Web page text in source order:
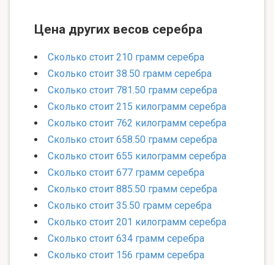
Цена других весов серебра
Сколько стоит 210 грамм серебра
Сколько стоит 38.50 грамм серебра
Сколько стоит 781.50 грамм серебра
Сколько стоит 215 килограмм серебра
Сколько стоит 762 килограмм серебра
Сколько стоит 658.50 грамм серебра
Сколько стоит 655 килограмм серебра
Сколько стоит 677 грамм серебра
Сколько стоит 885.50 грамм серебра
Сколько стоит 35.50 грамм серебра
Сколько стоит 201 килограмм серебра
Сколько стоит 634 грамм серебра
Сколько стоит 156 грамм серебра